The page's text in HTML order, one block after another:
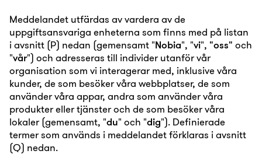
Meddelandet utfärdas av vardera av de
uppgiftsansvariga enheterna som finns med på listan
i avsnitt (P) nedan (gemensamt "Nobia", "vi", "oss" och
"vår") och adresseras till individer utanför vår
organisation som vi interagerar med, inklusive våra
kunder, de som besöker våra webbplatser, de som
använder våra appar, andra som använder våra
produkter eller tjänster och de som besöker våra
lokaler (gemensamt, "du" och "dig"). Definierade
termer som används i meddelandet förklaras i avsnitt
(Q) nedan.